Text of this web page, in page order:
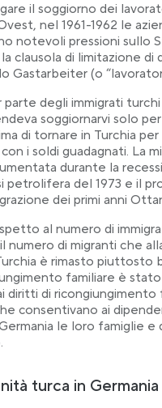
il soggiorno dei
nel 1961-1962 le
notevoli pressioni sullo
clausola di limitazione di
Gastarbeiter (o
parte degli immigrati turchi
soggiornarvi solo
di tornare in Turchia per
i soldi guadagnati. La
durante la
petrolifera del 1973 e il
dei primi anni
al numero di
numero di migranti che
è rimasto piuttosto
familiare è
diritti di
consentivano ai
le loro famiglie e
turca in Germania